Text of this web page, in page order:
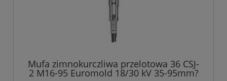
Mufa zimnokurczliwa przelotowa 36 CSJ-
2 M16-95 Euromold 18/30 kV 35-95mm?